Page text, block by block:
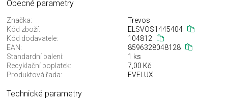
Obecné parametry
Značka:
Trevos
Kód zboží:
ELSVOS1445404
Kód dodavatele:
104812
EAN:
8596328048128
Standardní balení:
1 ks
Recyklační poplatek:
7,00 Kč
Produktová řada:
EVELUX
Technické parametry